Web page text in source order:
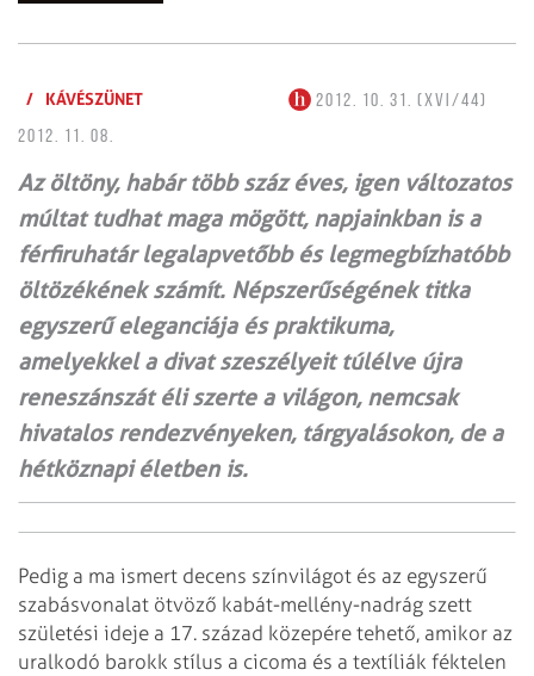
/ KÁVÉSZÜNET
2012. 10. 31. (XVI/44)
2012. 11. 08.
Az öltöny, habár több száz éves, igen változatos
múltat tudhat maga mögött, napjainkban is a
férfiruhatár legalapvetőbb és legmegbízhatóbb
öltözékének számít. Népszerűségének titka
egy­sze­rű eleganciája és praktikuma,
amelyekkel a divat szeszélyeit túlélve újra
reneszánszát éli szerte a világon, nemcsak
hivatalos ren­dezvényeken, tárgyalásokon, de a
hétköznapi életben is.
Pedig a ma ismert decens színvilágot és az egyszerű
szabásvonalat ötvöző kabát-mellény-nadrág szett
születési ideje a 17. század közepére tehető, amikor az
uralkodó barokk stílus a cicoma és a textíliák féktelen